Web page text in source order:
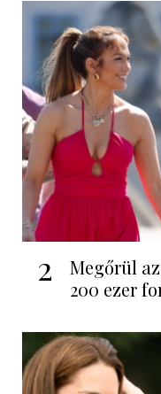
2
Megőrül
200 ezer